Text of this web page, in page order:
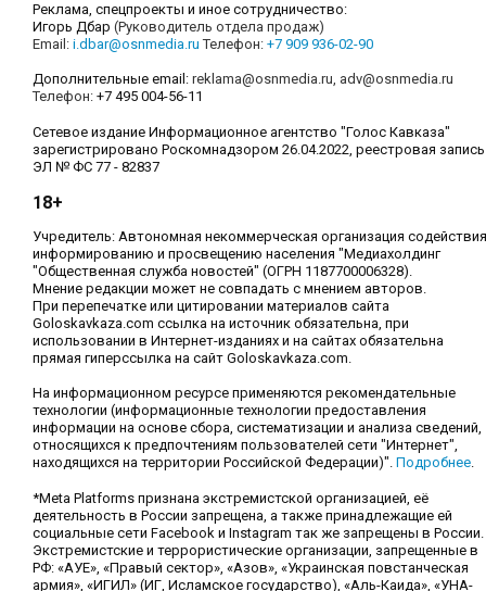
Реклама, спецпроекты и иное сотрудничество:
Игорь Дбар (Руководитель отдела продаж)
Email: i.dbar@osnmedia.ru Телефон: +7 909 936-02-90
Дополнительные email: reklama@osnmedia.ru, adv@osnmedia.ru
Телефон: +7 495 004-56-11
Сетевое издание Информационное агентство "Голос Кавказа"
зарегистрировано Роскомнадзором 26.04.2022, реестровая запись
ЭЛ № ФС 77 - 82837
18+
Учредитель: Автономная некоммерческая организация содействия
информированию и просвещению населения "Медиахолдинг
"Общественная служба новостей" (ОГРН 1187700006328).
Мнение редакции может не совпадать с мнением авторов.
При перепечатке или цитировании материалов сайта
Goloskavkaza.com ссылка на источник обязательна, при
использовании в Интернет-изданиях и на сайтах обязательна
прямая гиперссылка на сайт Goloskavkaza.com.
На информационном ресурсе применяются рекомендательные
технологии (информационные технологии предоставления
информации на основе сбора, систематизации и анализа сведений,
относящихся к предпочтениям пользователей сети "Интернет",
находящихся на территории Российской Федерации)". Подробнее.
*Meta Platforms признана экстремистской организацией, её
деятельность в России запрещена, а также принадлежащие ей
социальные сети Facebook и Instagram так же запрещены в России.
Экстремистские и террористические организации, запрещенные в
РФ: «АУЕ», «Правый сектор», «Азов», «Украинская повстанческая
армия», «ИГИЛ» (ИГ, Исламское государство), «Аль-Каида», «УНА-